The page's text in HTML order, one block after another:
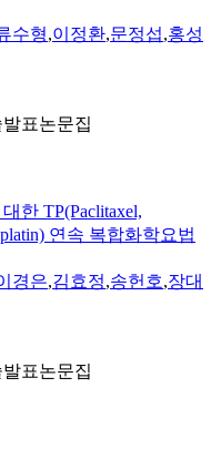
수형,이정환,문정섭,홍성
표논문집
한 TP(Paclitaxel,
연속 복합화학요법
경은,김효정,송헌호,장대
표논문집